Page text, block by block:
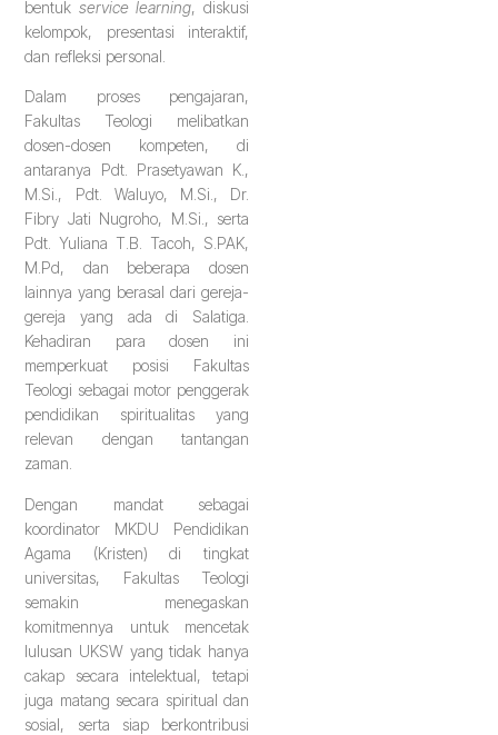
bentuk service learning, diskusi
kelompok, presentasi interaktif,
dan refleksi personal.
Dalam proses pengajaran,
Fakultas Teologi melibatkan
dosen-dosen kompeten, di
antaranya Pdt. Prasetyawan K.,
M.Si., Pdt. Waluyo, M.Si., Dr.
Fibry Jati Nugroho, M.Si., serta
Pdt. Yuliana T.B. Tacoh, S.PAK,
M.Pd, dan beberapa dosen
lainnya yang berasal dari gereja-
gereja yang ada di Salatiga.
Kehadiran para dosen ini
memperkuat posisi Fakultas
Teologi sebagai motor penggerak
pendidikan spiritualitas yang
relevan dengan tantangan
zaman.
Dengan mandat sebagai
koordinator MKDU Pendidikan
Agama (Kristen) di tingkat
universitas, Fakultas Teologi
semakin menegaskan
komitmennya untuk mencetak
lulusan UKSW yang tidak hanya
cakap secara intelektual, tetapi
juga matang secara spiritual dan
sosial, serta siap berkontribusi